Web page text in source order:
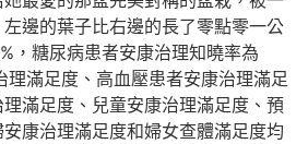
邊的葉子比右邊的長了零點零一公
，糖尿病患者安康治理知曉率為
理滿足度、高血壓患者安康治理滿足
滿足度、兒童安康治理滿足度、預
康治理滿足度和婦女查體滿足度均